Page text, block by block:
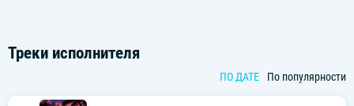
Треки исполнителя
ПО ДАТЕ По популярности